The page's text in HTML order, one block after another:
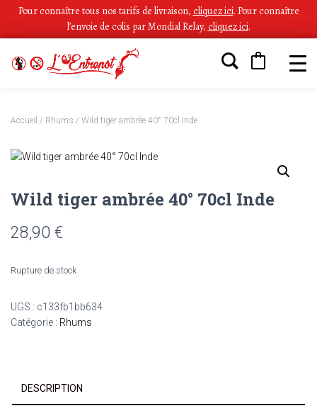
Pour connaître tous nos tarifs de livraison, cliquez ici. Pour connaître
l’envoie de colis par Mondial Relay, cliquez ici.
Accueil / Rhums / Wild tiger ambrée 40° 70cl Inde
Wild tiger ambrée 40° 70cl Inde
28,90 €
Rupture de stock
UGS : c133fb1bb634
Catégorie : Rhums
DESCRIPTION